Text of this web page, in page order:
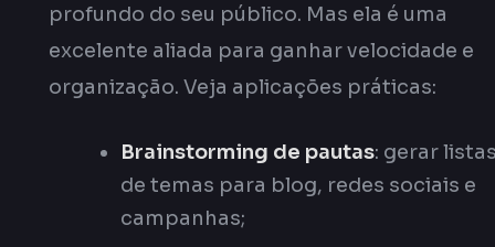
profundo do seu público. Mas ela é uma
excelente aliada para ganhar velocidade e
organização. Veja aplicações práticas:
Brainstorming de pautas: gerar
de temas para blog, redes sociais e
campanhas;